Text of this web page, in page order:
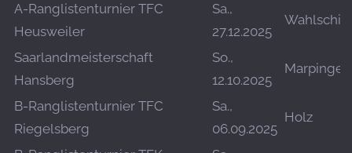
A-Ranglistenturnier TFC
Heusweiler
Sa.,
27.12.2025
Saarlandmeisterschaft
Hansberg
So.,
12.10.2025
Marpingen
B-Ranglistenturnier TFC
Riegelsberg
Sa.,
06.09.2025
Holz